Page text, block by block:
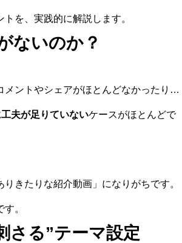
を、実践的に解説します。
ないのか？
メントやシェアがほとんどなかったり…
工夫が足りていないケースがほとんどで
りきたりな紹介動画」になりがちです。
。
さる”テーマ設定